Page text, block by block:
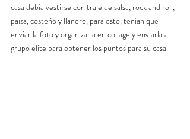
casa debía vestirse con traje de salsa, rock and roll,
paisa, costeño y llanero, para esto, tenían que
enviar la foto y organizarla en collage y enviarla al
grupo elite para obtener los puntos para su casa.